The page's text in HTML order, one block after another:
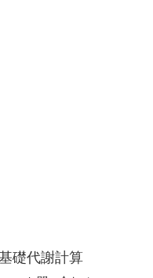
礎代謝計算